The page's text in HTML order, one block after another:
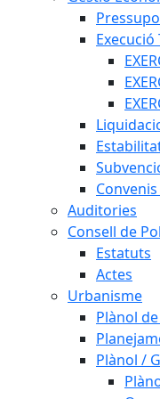
Auditories
Consell de
Estatuts
Actes
Urbanisme
Plànol
Plànol /